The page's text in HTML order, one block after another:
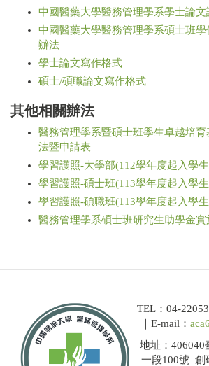
中國醫藥大學醫務管理學系學士論
中國醫藥大學醫務管理學系碩士班
辦法
學士論文寫作格式
碩士/碩職論文寫作格式
其他相關辦法
醫務管理學系暨碩士班學生卓越培
法暨申請表
學習護照-大學部(112學年度起入學
學習護照-碩士班(113學年度起入學
學習護照-碩職班(113學年度起入學
醫務管理學系碩士班研究生助學金實
TEL：04-
｜E-mail：
地址：406040
一段100號 創